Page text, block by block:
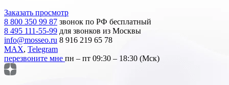
Заказать просмотр
8 800 350 99 87 звонок по РФ бесплатный
8 495 111-55-99 для звонков из Москвы
info@mosseo.ru 8 916 219 65 78
MAX, Telegram
перезвоните мне пн – пт 09:30 – 18:30 (Мск)